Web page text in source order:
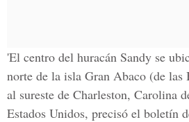
'El centro del huracán Sandy se
norte de la isla Gran Abaco (de las
al sureste de Charleston, Carolina
Estados Unidos, precisó el boletín